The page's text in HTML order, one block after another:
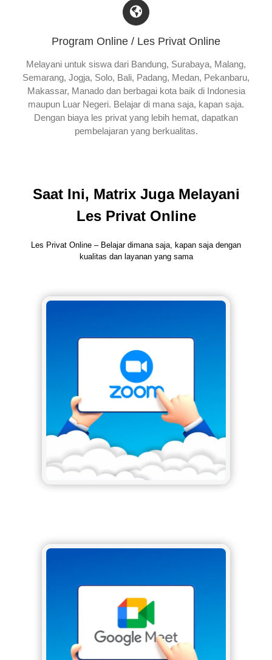
Program Online / Les Privat Online
Melayani untuk siswa dari Bandung, Surabaya, Malang,
Semarang, Jogja, Solo, Bali, Padang, Medan, Pekanbaru,
Makassar, Manado dan berbagai kota baik di Indonesia
maupun Luar Negeri. Belajar di mana saja, kapan saja.
Dengan biaya les privat yang lebih hemat, dapatkan
pembelajaran yang berkualitas.
Saat Ini, Matrix Juga Melayani
Les Privat Online
Les Privat Online – Belajar dimana saja, kapan saja dengan
kualitas dan layanan yang sama